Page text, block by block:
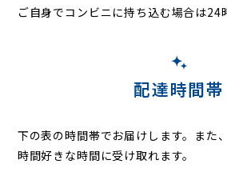
ご自身でコンビニに持ち込む場合は24
配達時間帯
下の表の時間帯でお届けします。また
時間好きな時間に受け取れます。